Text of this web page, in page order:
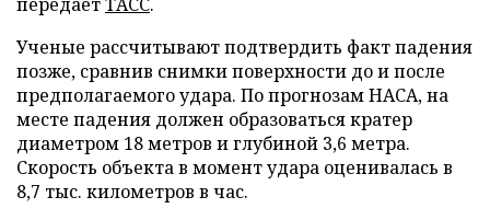
Ученые рассчитывают подтвердить факт падения
позже, сравнив снимки поверхности до и после
предполагаемого удара. По прогнозам НАСА, на
месте падения должен образоваться кратер
диаметром 18 метров и глубиной 3,6 метра.
Скорость объекта в момент удара оценивалась в
8,7 тыс. километров в час.